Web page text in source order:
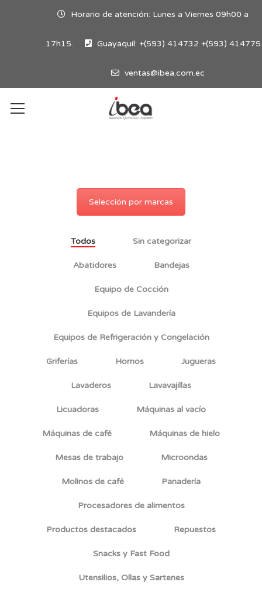
Horario de atención: Lunes a Viernes 09h00 a
17h15. Guayaquil: +(593) 414732 +(593) 414775
ventas@ibea.com.ec
Selección por marcas
Todos Sin categorizar
Abatidores Bandejas
Equipo de Cocción
Equipos de Lavandería
Equipos de Refrigeración y Congelación
Griferías Hornos Jugueras
Lavaderos Lavavajillas
Licuadoras Máquinas al vacío
Máquinas de café Máquinas de hielo
Mesas de trabajo Microondas
Molinos de café Panadería
Procesadores de alimentos
Productos destacados Repuestos
Snacks y Fast Food
Utensilios, Ollas y Sartenes